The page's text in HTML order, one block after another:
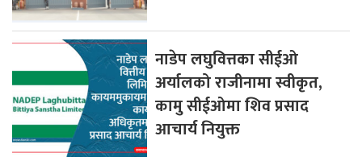
नाडेप लघुवित्तका सीईओ
अर्यालको राजीनामा स्वीकृत,
कामु सीईओमा शिव प्रसाद
आचार्य नियुक्त